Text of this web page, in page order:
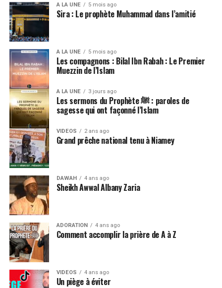
A LA UNE 5 mois ago
Sira : Le prophète Muhammad dans l’amitié
A LA UNE 5 mois ago
Les compagnons : Bilal Ibn Rabah : Le Premier
Muezzin de l’Islam
A LA UNE 3 jours ago
Les sermons du Prophète ﷺ : paroles de
sagesse qui ont façonné l’Islam
VIDEOS 2 ans ago
Grand prêche national tenu à Niamey
DAWAH 4 ans ago
Sheikh Awwal Albany Zaria
ADORATION 4 ans ago
Comment accomplir la prière de A à Z
VIDEOS 4 ans ago
Un piège à éviter